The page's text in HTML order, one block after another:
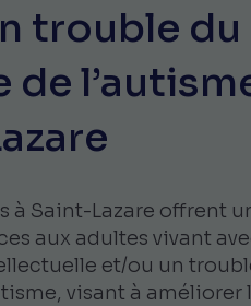
trouble du
à Saint-Lazare offrent
aux adultes vivant
et/ou un
visant à